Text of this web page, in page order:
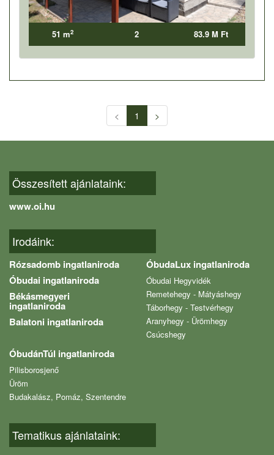
51 m2 2 83.9 M Ft
< 1 >
Összesített ajánlataink:
www.oi.hu
Irodáink:
Rózsadomb ingatlaniroda
Óbudai ingatlaniroda
Békásmegyeri
ingatlaniroda
Balatoni ingatlaniroda
ÓbudaLux ingatlaniroda
Óbudai Hegyvidék
Remetehegy - Mátyáshegy
Táborhegy - Testvérhegy
Aranyhegy - Ürömhegy
Csúcshegy
ÓbudánTúl ingatlaniroda
Pilisborosjenő
Üröm
Budakalász, Pomáz, Szentendre
Tematikus ajánlataink: